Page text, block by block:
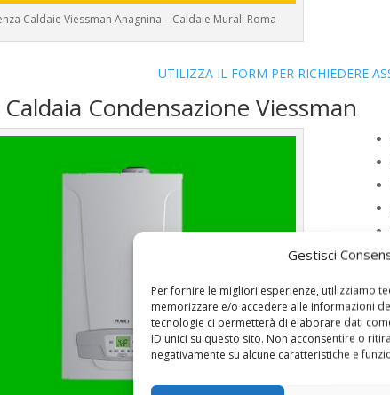
Gestisci
Per fornire le migliori esperienze, utilizziamo
memorizzare e/o accedere alle informazioni
tecnologie ci permetterà di elaborare dati
ID unici su questo sito. Non acconsentire o
negativamente su alcune caratteristiche e
Caldaie Viessman Anagnina – Caldaie Murali Roma
UTILIZZA IL FORM PER RICHIEDERE
Condensazione Viessman